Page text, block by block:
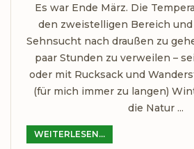
Es war Ende März. Die
den zweistelligen Bereich
Sehnsucht nach draußen zu
paar Stunden zu verweilen –
oder mit Rucksack und
(für mich immer zu langen)
die Natur ...
WEITERLESEN...